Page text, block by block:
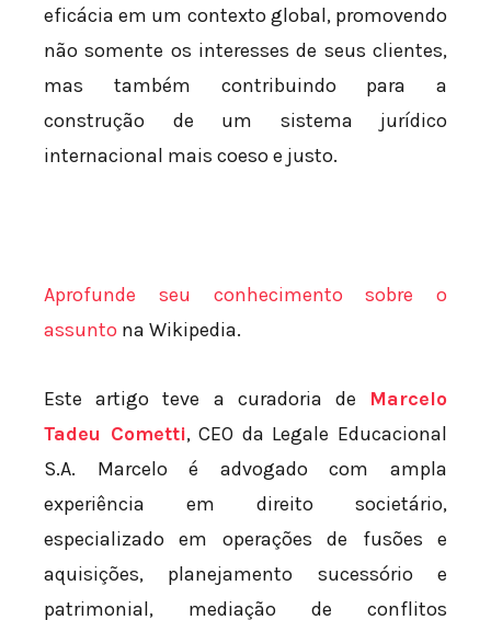
eficácia em um contexto global, promovendo
não somente os interesses de seus clientes,
mas também contribuindo para a
construção de um sistema jurídico
internacional mais coeso e justo.
Aprofunde seu conhecimento sobre o
assunto na Wikipedia.
Este artigo teve a curadoria de Marcelo
Tadeu Cometti, CEO da Legale Educacional
S.A. Marcelo é advogado com ampla
experiência em direito societário,
especializado em operações de fusões e
aquisições, planejamento sucessório e
patrimonial, mediação de conflitos